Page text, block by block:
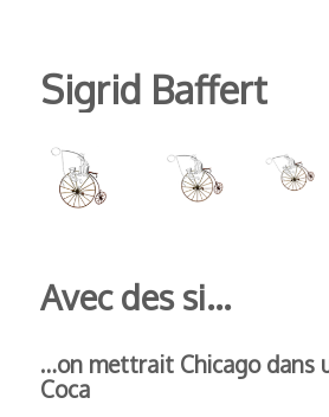
Sigrid Baffert
Avec des si…
…on mettrait Chicago dans
Coca